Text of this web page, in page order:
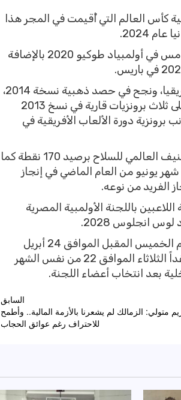
العالم التي أُقيمت في المجر هذا
كما شارك زياد السيسي في تحقيق فريق مصر للمركز الخامس في أولمبياد طوكيو 2020 بالإضافة
وعلى المستوى القاري شارك زياد السيسي في بطولات أفريقيا، ونجح في حصد ذهبية نسخة 2014،
ثم كرر الإنجاز ذاته عام 2023 على أرض مصر، كما حصل على ثلاث برونزيات قارية في نسخ 2013
و2024 بالمغرب، إلى جانب برونزية دورة الألعاب الأفريقية في
يذكر أن زياد يحتل في الوقت الحالي المركز الرابع في التصنيف العالمي للسلاح برصيد 170 نقطة كما
يونيو من العام الماضي في إنجاز
الفريد من نوعه.
باللجنة الأولمبية المصرية
انجلوس 2028.
ومن المقرر أن تقام انتخابات لجنة اللاعبين الأولمبيين يوم الخميس المقبل الموافق 24 أبريل
الجاري، على أن يكون آخر يوم لتقديم طلبات الترشح هو غداً الثلاثاء الموافق 22 من نفس الشهر
بعد انتخاب أعضاء اللجنة.
السابق
متولي: الزمالك لم يشعرنا بالأزمة المالية.. وأطمح
للاحتراف رغم عوائق الحجاب